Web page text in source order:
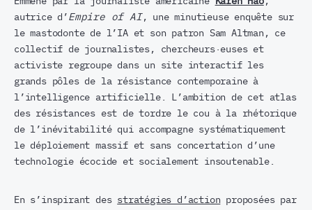
autrice d’ Empire of AI, une minutieuse enquête sur
le mastodonte de l’IA et son patron Sam Altman, ce
collectif de journalistes, chercheurs·euses et
activiste regroupe dans un site interactif les
grands pôles de la résistance contemporaine à
l’intelligence artificielle. L’ambition de cet atlas
des résistances est de tordre le cou à la rhétorique
de l’inévitabilité qui accompagne systématiquement
le déploiement massif et sans concertation d’une
technologie écocide et socialement insoutenable.
En s’inspirant des stratégies d’action proposées par